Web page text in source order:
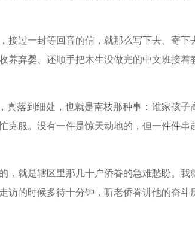
接过一封等回音的信，就那么写下去、寄下
养弃婴、还顺手把木生没做完的中文班接着
真落到细处，也就是南枝那种事：谁家孩子
服。没有一件是惊天动地的，但一件件串
，就是辖区里那几十户侨眷的急难愁盼。我
的时候多待十分钟，听老侨眷讲他的奋斗